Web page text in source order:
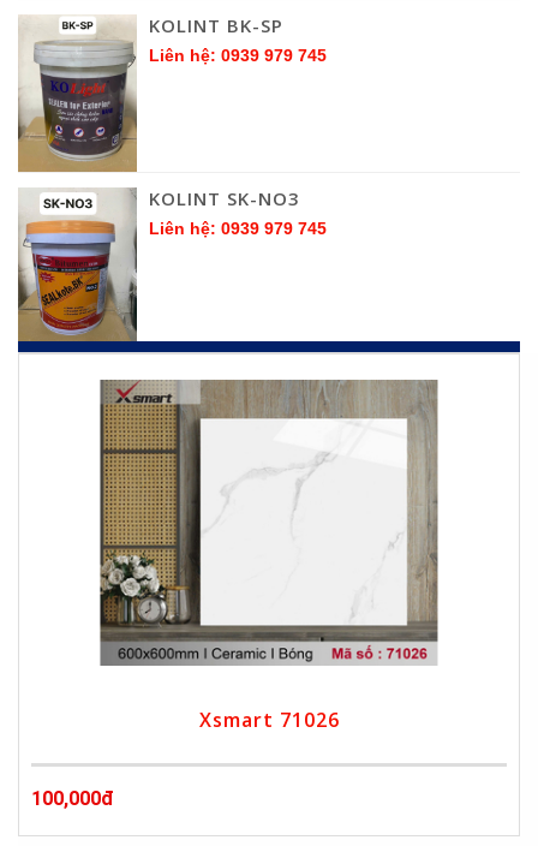
KOLINT BK-SP
Liên hệ: 0939 979 745
KOLINT SK-NO3
Liên hệ: 0939 979 745
Xsmart 71026
100,000đ